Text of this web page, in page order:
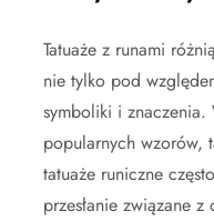
Tatuaże z runami
nie tylko pod
symboliki i
popularnych wzorów,
tatuaże runiczne
przesłanie związane